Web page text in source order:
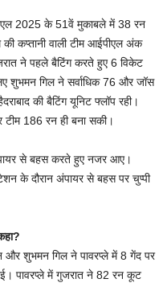
2025 के 51वें मुकाबले में 38 रन
कप्तानी वाली टीम आईपीएल अंक
ने पहले बैटिंग करते हुए 6 विकेट
शुभमन गिल ने सर्वाधिक 76 और जॉस
की बैटिंग यूनिट फ्लॉप रही।
186 रन ही बना सकी।
से बहस करते हुए नजर आए।
के दौरान अंपायर से बहस पर चुप्पी
और शुभमन गिल ने पावरप्ले में 8 गेंद पर
पावरप्ले में गुजरात ने 82 रन कूट